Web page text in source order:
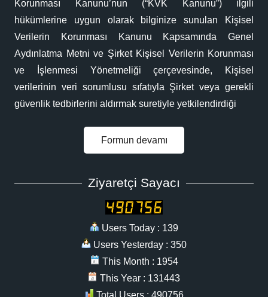
Korunması Kanunu’nun (“KVK Kanunu”) ilgili
hükümlerine uygun olarak bilginize sunulan Kişisel
Verilerin Korunması Kanunu Kapsamında Genel
Aydınlatma Metni ve Şirket Kişisel Verilerin Korunması
ve İşlenmesi Yönetmeliği çerçevesinde, Kişisel
verilerinin veri sorumlusu sıfatıyla Şirket veya gerekli
güvenlik tedbirlerini aldırmak suretiyle yetkilendirdiği
Formun devamı
Ziyaretçi Sayacı
Users Today : 139
Users Yesterday : 350
This Month : 1954
This Year : 131443